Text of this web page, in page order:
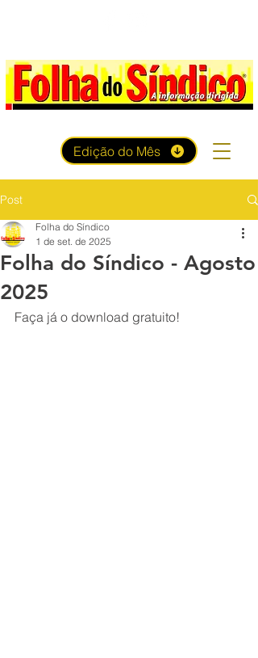
Edição do Mês
Post
Folha do Síndico - Agosto
2025
Folha do Síndico
1 de set. de 2025
Faça já o download gratuito!